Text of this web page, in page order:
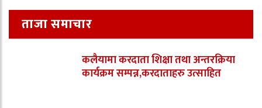
ताजा समाचार
कलैयामा करदाता शिक्षा तथा अन्तरक्रिया
कार्यक्रम सम्पन्न,करदाताहरु उत्साहित